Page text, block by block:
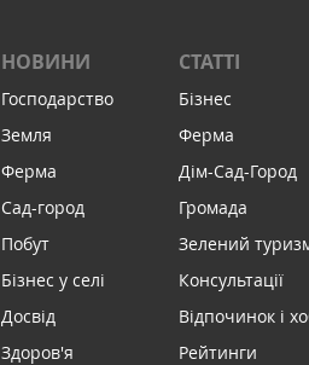
НОВИНИ
Господарство
Земля
Ферма
Сад-город
Побут
Бізнес у селі
Досвід
Здоров'я
СТАТТІ
Бізнес
Ферма
Дім-Сад-Город
Громада
Зелений
Консультації
Відпочинок і
Рейтинги